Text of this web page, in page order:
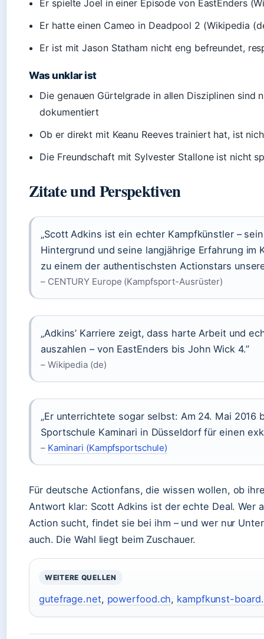
Er spielte Joel in einer Episode von EastEnders
Er hatte einen Cameo in Deadpool 2 (Wikipedia
Er ist mit Jason Statham nicht eng befreundet,
Was unklar ist
Die genauen Gürtelgrade in allen Disziplinen sind
dokumentiert
Ob er direkt mit Keanu Reeves trainiert hat, ist
Die Freundschaft mit Sylvester Stallone ist nicht
Zitate und Perspektiven
„Scott Adkins ist ein echter Kampfkünstler –
Hintergrund und seine langjährige Erfahrung im
zu einem der authentischsten Actionstars
– CENTURY Europe (Kampfsport-Ausrüster)
„Adkins’ Karriere zeigt, dass harte Arbeit und
auszahlen – von EastEnders bis John Wick 4.”
– Wikipedia (de)
„Er unterrichtete sogar selbst: Am 24. Mai 2016
Sportschule Kaminari in Düsseldorf für einen
– Kaminari (Kampfsportschule)
Für deutsche Actionfans, die wissen wollen, ob
Antwort klar: Scott Adkins ist der echte Deal. Wer
Action sucht, findet sie bei ihm – und wer nur
auch. Die Wahl liegt beim Zuschauer.
WEITERE QUELLEN
gutefrage.net, powerfood.ch, kampfkunst-